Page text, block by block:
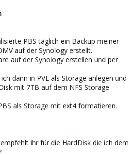
PBS täglich ein Backup meiner
auf der Synology erstellt.
auf der Synology erstellen und per
dann in PVE als Storage anlegen und
mit 7TB auf dem NFS Storage
als Storage mit ext4 formatieren.
ihr für die HardDisk die ich dem